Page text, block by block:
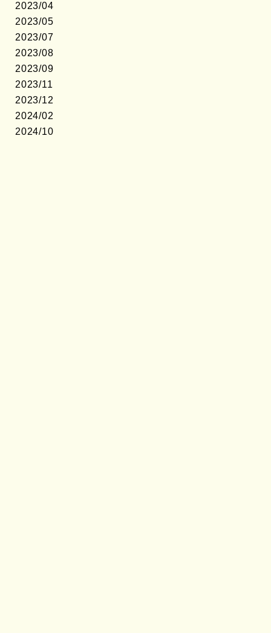
2023/04
2023/05
2023/07
2023/08
2023/09
2023/11
2023/12
2024/02
2024/10